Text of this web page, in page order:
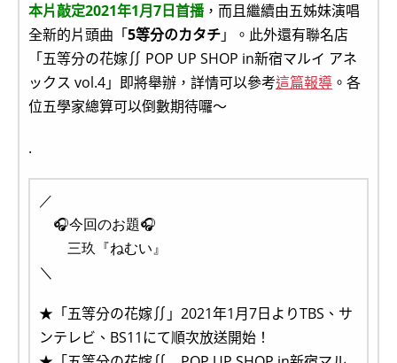
本片敲定2021年1月7日首播 ，而且繼續由五姊妹演唱
全新的片頭曲「5等分のカタチ」。此外還有聯名店
「五等分の花嫁∬ POP UP SHOP in新宿マルイ アネ
ックス vol.4」即將舉辦，詳情可以參考這篇報導 。各
位五學家總算可以倒數期待囉～
.
／
🎧今回のお題🎧
三玖『ねむい』
＼
★「五等分の花嫁∬」2021年1月7日よりTBS、サ
ンテレビ、BS11にて順次放送開始！